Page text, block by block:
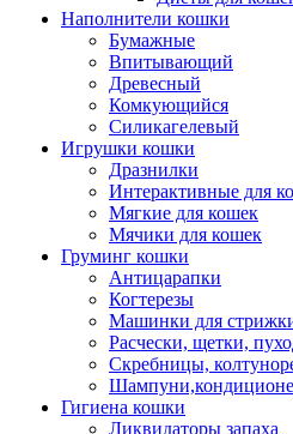
Наполнители кошки
Бумажные
Впитывающий
Древесный
Комкующийся
Силикагелевый
Игрушки кошки
Дразнилки
Интерактивные для
Мягкие для кошек
Мячики для кошек
Груминг кошки
Антицарапки
Когтерезы
Машинки для
Расчески, щетки,
Скребницы,
Гигиена кошки
Ликвидаторы запаха